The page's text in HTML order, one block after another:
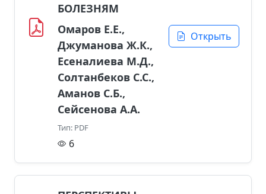
БОЛЕЗНЯМ
Омаров Е.Е.,
Джуманова Ж.К.,
Есеналиева М.Д.,
Солтанбеков С.С.,
Аманов С.Б.,
Сейсенова А.А.
Тип: PDF
6
Открыть